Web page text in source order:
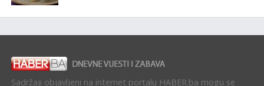
Sadržaji objavljeni na internet portalu HABER.ba mogu se